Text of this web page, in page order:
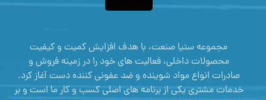
مجموعه ستیا صنعت، با هدف افزایش کمیت و کیفیت
محصولات داخلی، فعالیت های خود را در زمینه فروش و
صادرات انواع مواد شوینده و ضد عفونی کننده دست آغاز کرد.
خدمات مشتری یکی از برنامه های اصلی کسب و کار ما است و بر